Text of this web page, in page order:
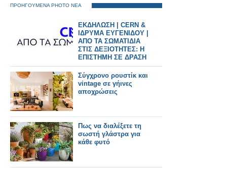
ΠΡΟΗΓΟΥΜΕΝΑ PHOTO ΝΕΑ
ΕΚΔΗΛΩΣΗ | CERN &
ΙΔΡΥΜΑ ΕΥΓΕΝΙΔΟΥ |
ΑΠΟ ΤΑ ΣΩΜΑΤΙΔΙΑ
ΣΤΙΣ ΔΕΞΙΟΤΗΤΕΣ: Η
ΕΠΙΣΤΗΜΗ ΣΕ ΔΡΑΣΗ
Σύγχρονο ρουστίκ και
vintage σε γήινες
αποχρώσεις
Πως να διαλέξετε τη
σωστή γλάστρα για
κάθε φυτό